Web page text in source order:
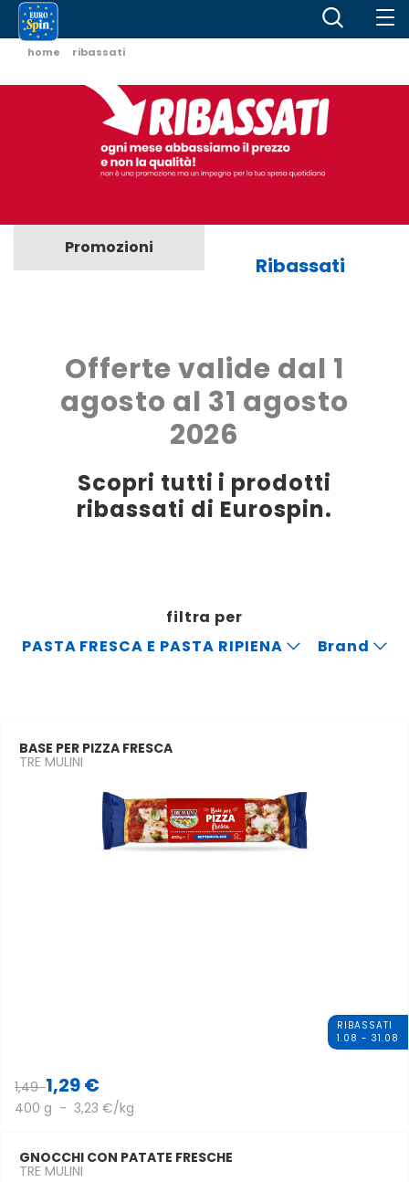
home ribassati
Promozioni
Ribassati
Offerte valide dal 1
agosto al 31 agosto
2026
Scopri tutti i prodotti
ribassati di Eurospin.
filtra per
PASTA FRESCA E PASTA RIPIENA
Brand
RIBASSATI
1.08 - 31.08
BASE PER PIZZA FRESCA
TRE MULINI
1,491,29 €
400 g - 3,23 €/kg
GNOCCHI CON PATATE FRESCHE
TRE MULINI